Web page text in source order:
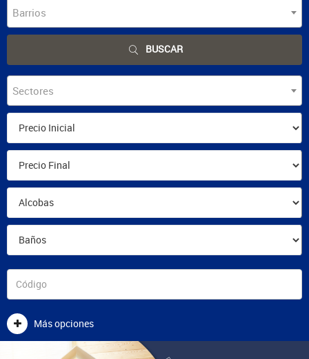
Barrios
BUSCAR
Sectores
Más opciones